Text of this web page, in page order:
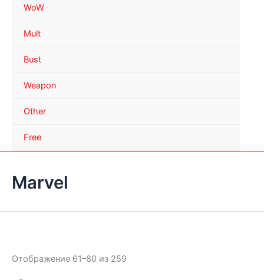
WoW
Mult
Bust
Weapon
Other
Free
Marvel
Отображение 61–80 из 259